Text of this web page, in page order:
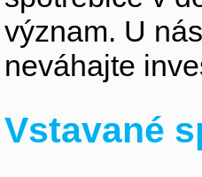
význam. U
neváhajte
Vstavané